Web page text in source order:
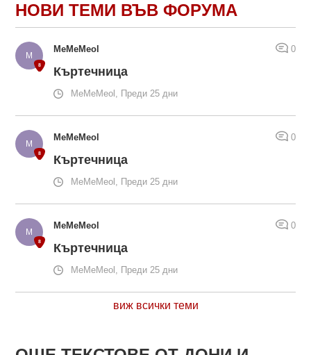
НОВИ ТЕМИ ВЪВ ФОРУМА
MeMeMeol 0
Къртечница
MeMeMeol, Преди 25 дни
MeMeMeol 0
Къртечница
MeMeMeol, Преди 25 дни
MeMeMeol 0
Къртечница
MeMeMeol, Преди 25 дни
виж всички теми